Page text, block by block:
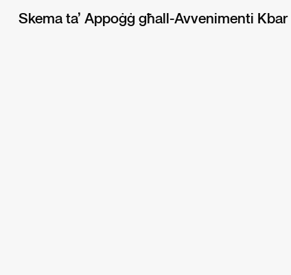
Skema ta’ Appoġġ għall-Avvenimenti Kbar